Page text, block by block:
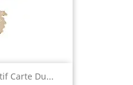
Carte Du...